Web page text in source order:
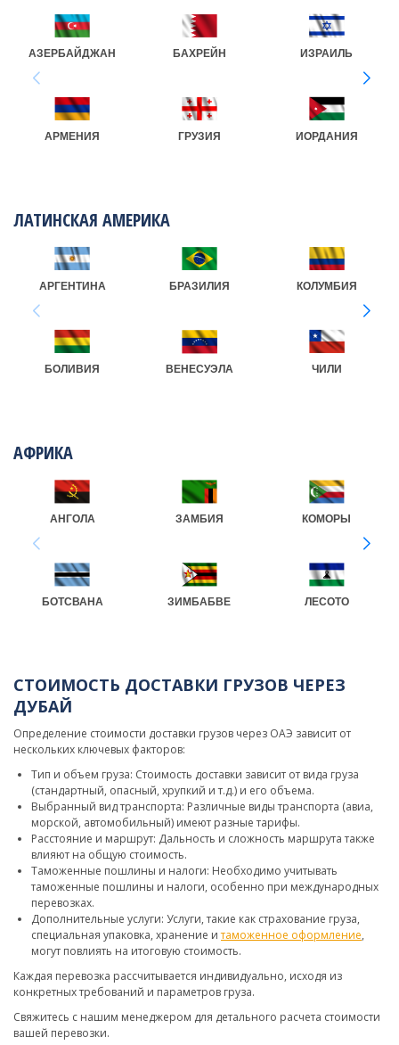
АЗЕРБАЙДЖАН
АРМЕНИЯ
БАХРЕЙН
ГРУЗИЯ
ИЗРАИЛЬ
ИОРДАНИЯ
ЛАТИНСКАЯ АМЕРИКА
АРГЕНТИНА
БОЛИВИЯ
БРАЗИЛИЯ
ВЕНЕСУЭЛА
КОЛУМБИЯ
ЧИЛИ
АФРИКА
АНГОЛА
БОТСВАНА
ЗАМБИЯ
ЗИМБАБВЕ
КОМОРЫ
ЛЕСОТО
СТОИМОСТЬ ДОСТАВКИ ГРУЗОВ ЧЕРЕЗ
ДУБАЙ
Определение стоимости доставки грузов через ОАЭ зависит от
нескольких ключевых факторов:
Тип и объем груза: Стоимость доставки зависит от вида груза
(стандартный, опасный, хрупкий и т.д.) и его объема.
Выбранный вид транспорта: Различные виды транспорта (авиа,
морской, автомобильный) имеют разные тарифы.
Расстояние и маршрут: Дальность и сложность маршрута также
влияют на общую стоимость.
Таможенные пошлины и налоги: Необходимо учитывать
таможенные пошлины и налоги, особенно при международных
перевозках.
Дополнительные услуги: Услуги, такие как страхование груза,
специальная упаковка, хранение итаможенное оформление,
могут повлиять на итоговую стоимость.
Каждая перевозка рассчитывается индивидуально, исходя из
конкретных требований и параметров груза.
Свяжитесь с нашим менеджером для детального расчета стоимости
вашей перевозки.